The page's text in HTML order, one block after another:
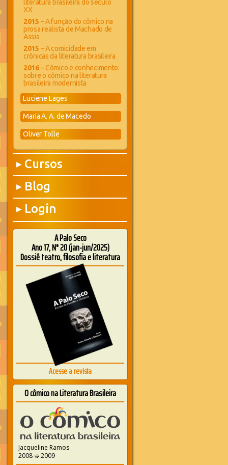
literatura brasileira do século
XX
2015 – A função do cômico na
prosa realista de Machado de
Assis
2015 – A comicidade em
crônicas da literatura brasileira
2016– Cômico e conhecimento:
sobre o cômico na literatura
brasileira modernista
Luciene Lages
Maria A. A. de Macedo
Oliver Tolle
▶ Cursos
▶ Blog
▶ Login
A Palo Seco
Ano 17, N° 20 (jan-jun/2025)
Dossiê teatro, filosofia e literatura
Acesse a revista
O cômico na Literatura Brasileira
Jacqueline Ramos
2008 ➭ 2009